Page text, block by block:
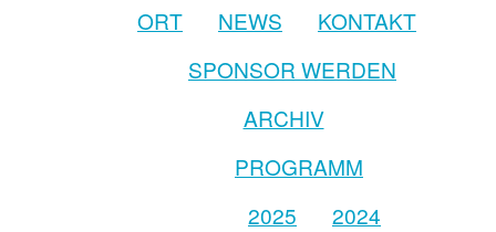
ORT
NEWS
KONTAKT
SPONSOR WERDEN
ARCHIV
PROGRAMM
2025
2024